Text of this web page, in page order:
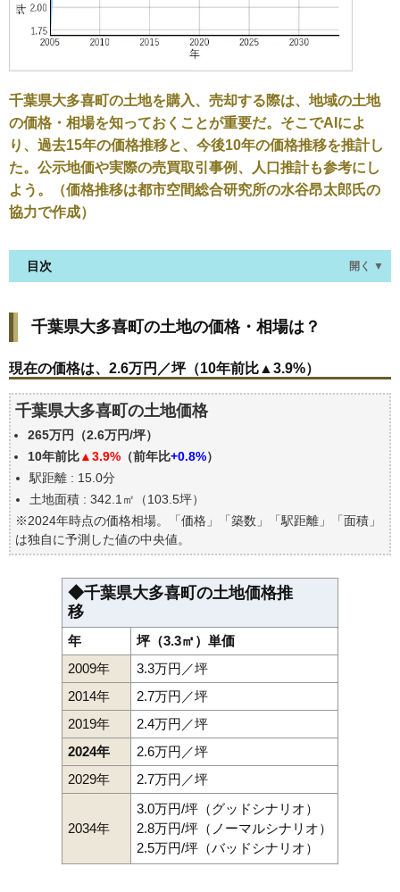
千葉県大多喜町の土地を購入、売却する際は、地域の土地
の価格・相場を知っておくことが重要だ。そこでAIによ
り、過去15年の価格推移と、今後10年の価格推移を推計し
た。公示地価や実際の売買取引事例、人口推計も参考にし
よう。（価格推移は都市空間総合研究所の水谷昂太郎氏の
協力で作成）
目次 開く ▼
現在の価格は、2.6万円／坪（10年前比▲3.9%）
価格を詳細に分析しよう
千葉県大多喜町の土地の過去の売買事例
エリアの将来性を人口予想から検討しよう
自分の年収でいくらの不動産が買える？
千葉県大多喜町の土地の価格・相場は？
現在の価格は、2.6万円／坪（10年前比▲3.9%）
千葉県大多喜町の土地価格
265万円（2.6万円/坪）
10年前比▲3.9% （前年比+0.8%）
駅距離 : 15.0分
土地面積 : 342.1㎡（103.5坪）
※2024年時点の価格相場。「価格」「築数」「駅距離」「面積」
は独自に予測した値の中央値。
◆千葉県大多喜町の土地価格推
移
年
坪（3.3㎡）単価
2009年
3.3万円／坪
2014年
2.7万円／坪
2019年
2.4万円／坪
2024年
2.6万円／坪
2029年
2.7万円／坪
2034年
3.0万円/坪（グッドシナリオ）
2.8万円/坪（ノーマルシナリオ）
2.5万円/坪（バッドシナリオ）